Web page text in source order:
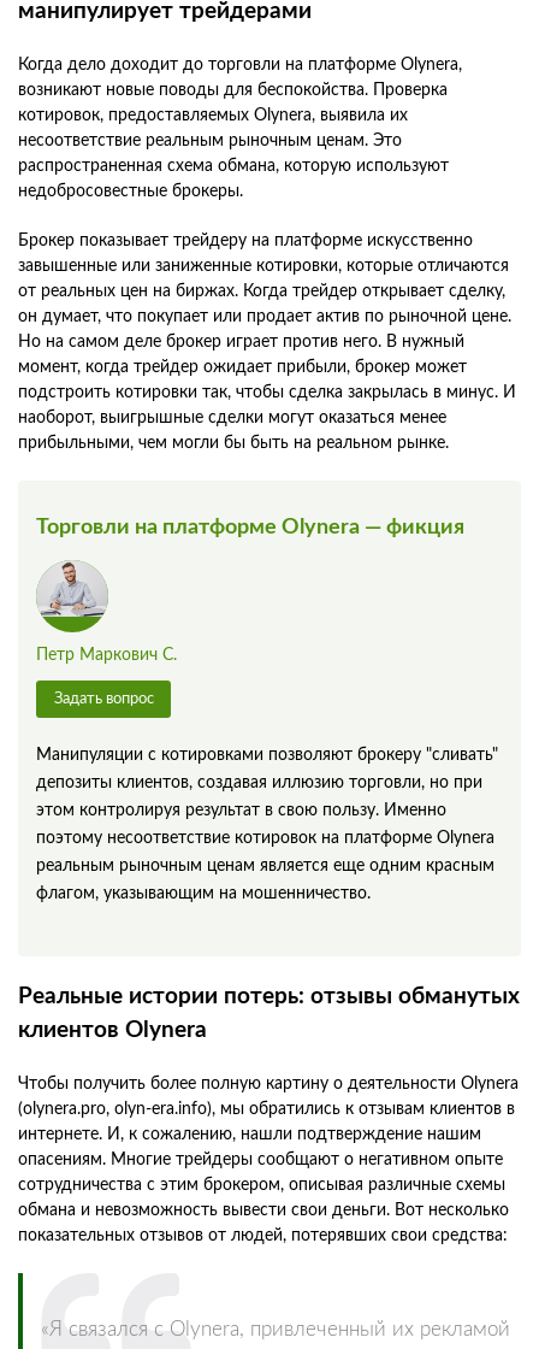
манипулирует трейдерами
Когда дело доходит до торговли на платформе Olynera,
возникают новые поводы для беспокойства. Проверка
котировок, предоставляемых Olynera, выявила их
несоответствие реальным рыночным ценам. Это
распространенная схема обмана, которую используют
недобросовестные брокеры.
Брокер показывает трейдеру на платформе искусственно
завышенные или заниженные котировки, которые отличаются
от реальных цен на биржах. Когда трейдер открывает сделку,
он думает, что покупает или продает актив по рыночной цене.
Но на самом деле брокер играет против него. В нужный
момент, когда трейдер ожидает прибыли, брокер может
подстроить котировки так, чтобы сделка закрылась в минус. И
наоборот, выигрышные сделки могут оказаться менее
прибыльными, чем могли бы быть на реальном рынке.
Торговли на платформе Olynera — фикция
Петр Маркович С.
Задать вопрос
Манипуляции с котировками позволяют брокеру "сливать"
депозиты клиентов, создавая иллюзию торговли, но при
этом контролируя результат в свою пользу. Именно
поэтому несоответствие котировок на платформе Olynera
реальным рыночным ценам является еще одним красным
флагом, указывающим на мошенничество.
Реальные истории потерь: отзывы обманутых
клиентов Olynera
Чтобы получить более полную картину о деятельности Olynera
(olynera.pro, olyn-era.info), мы обратились к отзывам клиентов в
интернете. И, к сожалению, нашли подтверждение нашим
опасениям. Многие трейдеры сообщают о негативном опыте
сотрудничества с этим брокером, описывая различные схемы
обмана и невозможность вывести свои деньги. Вот несколько
показательных отзывов от людей, потерявших свои средства:
«Я связался с Olynera, привлеченный их рекламой